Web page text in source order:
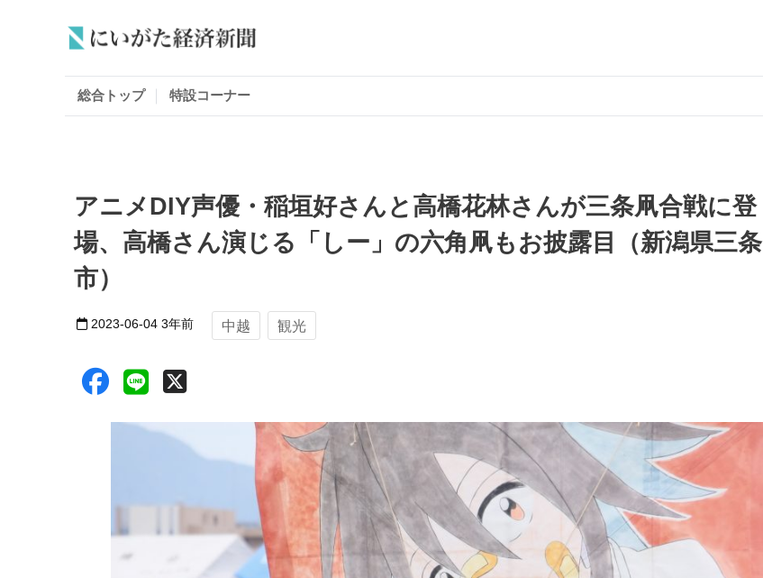
総合トップ 特設コーナー
アニメDIY声優・稲垣好さんと高橋花林さんが三条凧合戦に登
場、高橋さん演じる「しー」の六角凧もお披露目（新潟県三条
市）
2023-06-04 3年前 中越 観光